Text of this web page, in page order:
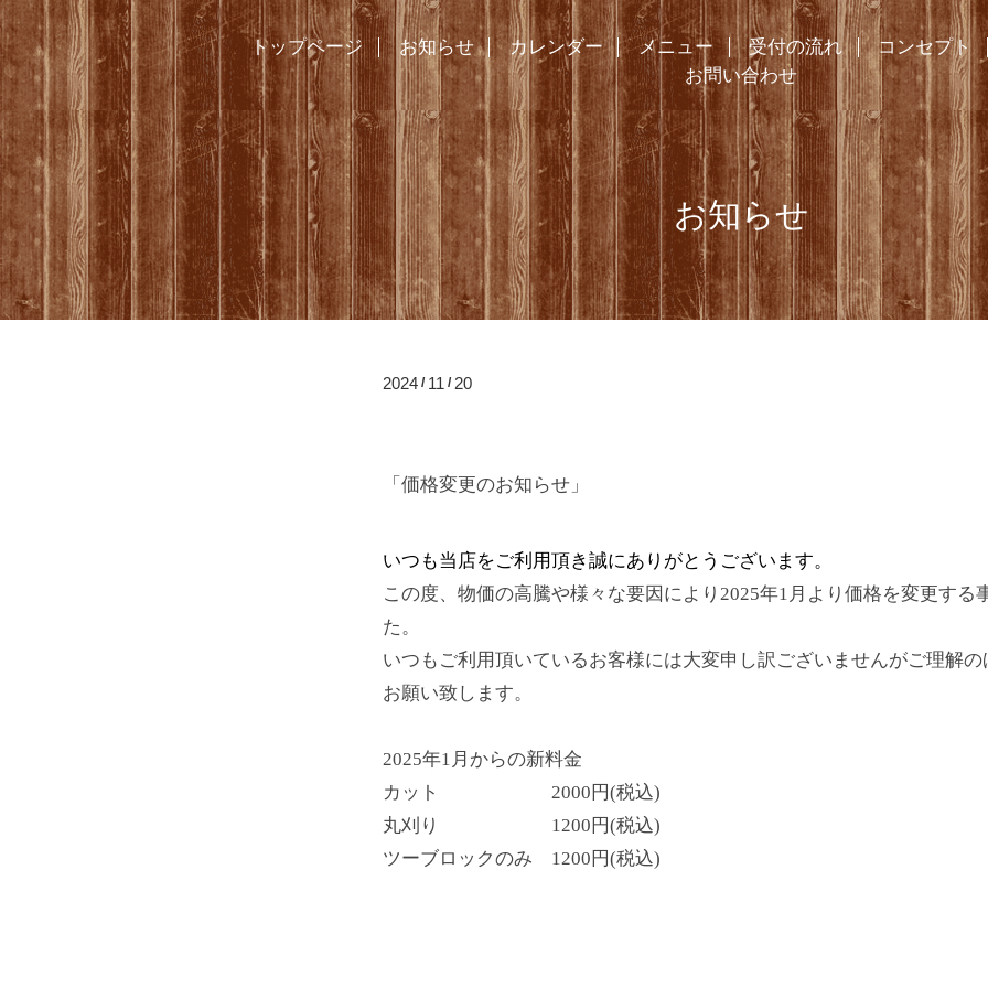
トップページ お知らせ カレンダー メニュー 受付の流れ コンセプト
お問い合わせ
お知らせ
2024 / 11 / 20
「価格変更のお知らせ」
いつも当店をご利用頂き誠にありがとうございます。
この度、物価の高騰や様々な要因により2025年1月より価格を変更する
た。
いつもご利用頂いているお客様には大変申し訳ございませんがご理解の
お願い致します。
2025年1月からの新料金
カット 2000円(税込)
丸刈り 1200円(税込)
ツーブロックのみ 1200円(税込)